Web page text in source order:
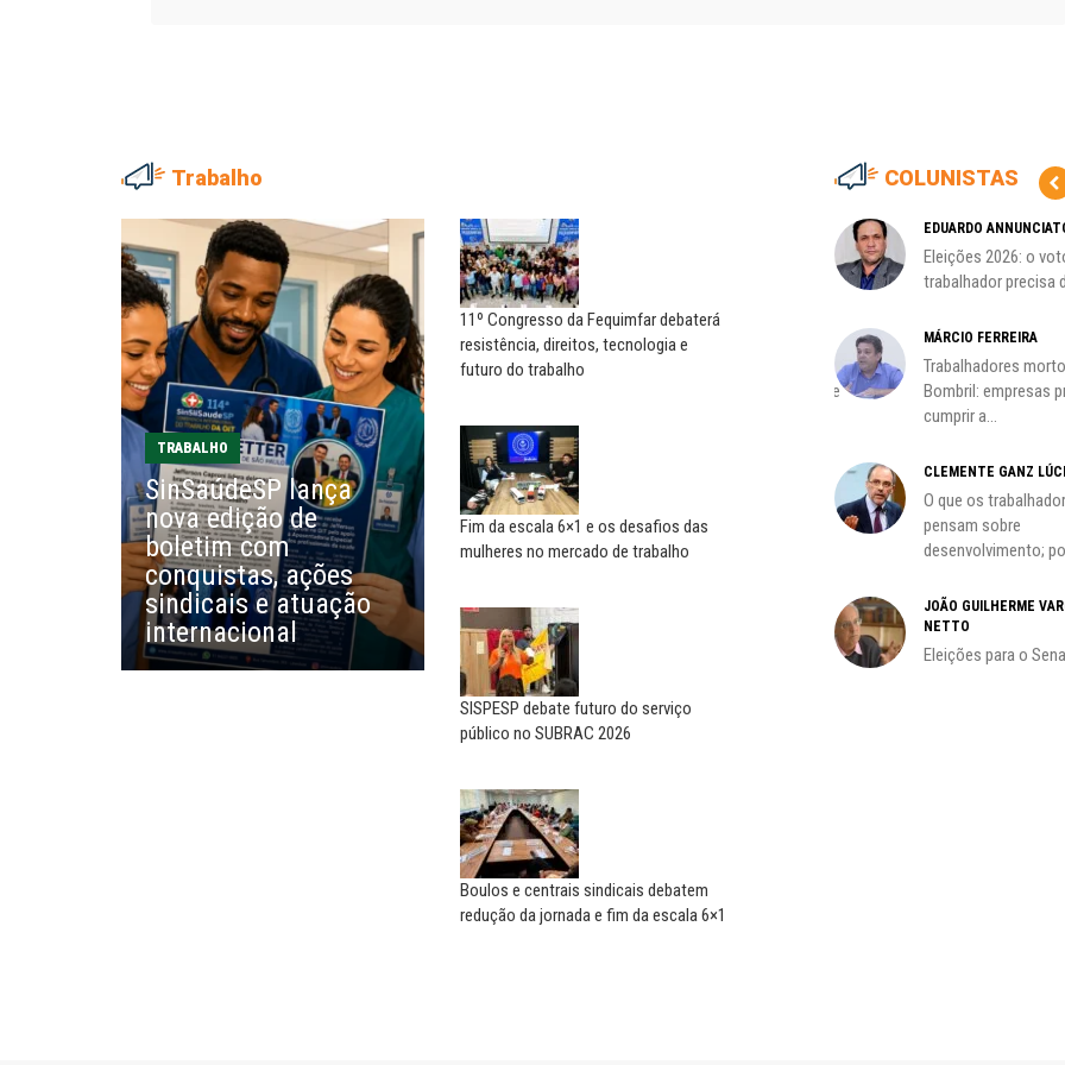
Trabalho
TRABALHO
SinSaúdeSP lança
nova edição de
boletim com
conquistas, ações
sindicais e atuação
internacional
11º Congresso da Fequimfar debaterá
resistência, direitos, tecnologia e
futuro do trabalho
Fim da escala 6×1 e os desafios das
mulheres no mercado de trabalho
SISPESP debate futuro do serviço
público no SUBRAC 2026
Boulos e centrais sindicais debatem
redução da jornada e fim da escala 6×1
COLUNISTAS
ADRIANA MARCOLINO
Adriana Marcolino destaca
impacto do salário mínimo na...
NILTON NECO
Sindec: 94 anos de união e
EDUARDO ANNUNCIATO CHICÃO
Sem salário digno e proteção
social, não existe...
EUSÉBIO PINTO NETO
A fortaleza do sindicato
MARIA AUXILIADORA
Agosto Lilás: todos e todas no
combate à...
SERGIO LUIZ LEITE (SERGINHO)
Saúde mental:
responsabilidade de todos
MIGUEL TORRES
A luta continua: agora o foco é
o...
CARLOS LOPES
O resgate do nosso Estado
Nacional; por Carlos...
A geopolítica nas eleições de
EDUARDO
Eleições 2026: o
trabalhador precisa
MÁRCIO FERREIRA
Trabalhadores
Bombril: empresas
cumprir a...
CLEMENTE GANZ
O que os
pensam sobre
desenvolvimento;
JOÃO GUILHERME
NETTO
Eleições para o